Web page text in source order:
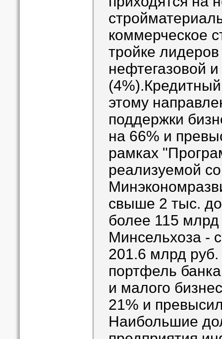
коммерческое
тройке
нефтегазовой
этому
поддержки
на 66% и
рамках
реализуемой
свыше 2 тыс.
более 115
Минсельхоза -
201.6 млрд
портфель
и малого
21% и
Наибольшие